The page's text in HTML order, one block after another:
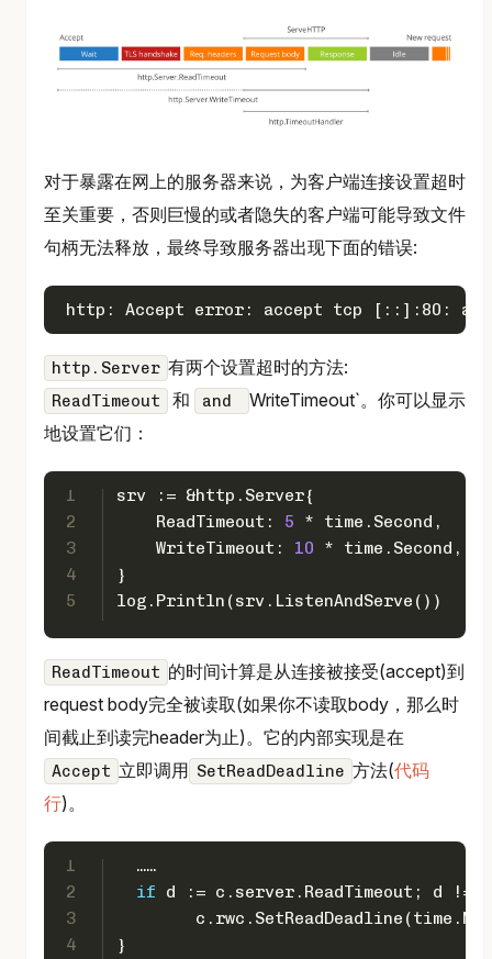
对于暴露在网上的服务器来说，为客户端连接设置超时
至关重要，否则巨慢的或者隐失的客户端可能导致文件
句柄无法释放，最终导致服务器出现下面的错误:
http.Server 有两个设置超时的方法:
ReadTimeout 和 and
WriteTimeout`。你可以显示
地设置它们：
1
2
3
4
5
srv := &http.Server{
    ReadTimeout:
5 * time.Second,
    WriteTimeout:
10 * time.Second,
}
log.Println(srv.ListenAndServe())
ReadTimeout 的时间计算是从连接被接受(accept)到
request body完全被读取(如果你不读取body，那么时
间截止到读完header为止)。它的内部实现是在
Accept 立即调用 SetReadDeadline 方法(代码
行)。
1
2
3
4
  ……
if d := c.server.ReadTimeout; d !=
}